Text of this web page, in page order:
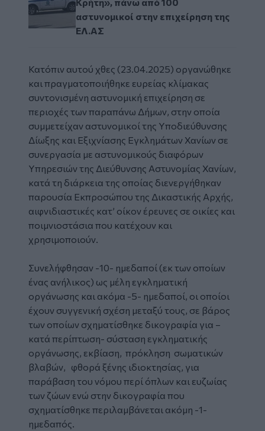
αστυνομικοί στην επιχείρηση της
ΕΛ.ΑΣ
Κατόπιν αυτού χθες (23.04.2025) οργανώθηκε
και πραγματοποιήθηκε ευρείας κλίμακας
συντονισμένη αστυνομική επιχείρηση σε
περιοχές των παραπάνω Δήμων, στην οποία
συμμετείχαν αστυνομικοί της Υποδιεύθυνσης
Δίωξης και Εξιχνίασης Εγκλημάτων Χανίων σε
συνεργασία με αστυνομικούς διαφόρων
Υπηρεσιών της Διεύθυνσης Αστυνομίας Χανίων,
κατά τη διάρκεια της οποίας διενεργήθηκαν
παρουσία Εκπροσώπου της Δικαστικής Αρχής,
αιφνιδιαστικές κατ’ οίκον έρευνες σε οικίες και
ποιμνιοστάσια που κατέχουν και
χρησιμοποιούν.
Συνελήφθησαν -10- ημεδαποί (εκ των οποίων
ένας ανήλικος) ως μέλη εγκληματική
οργάνωσης και ακόμα -5- ημεδαποί, οι οποίοι
έχουν συγγενική σχέση μεταξύ τους, σε βάρος
των οποίων σχηματίσθηκε δικογραφία για –
κατά περίπτωση- σύσταση εγκληματικής
οργάνωσης, εκβίαση, πρόκληση σωματικών
βλαβών, φθορά ξένης ιδιοκτησίας, για
παράβαση του νόμου περί όπλων και ευζωίας
των ζώων ενώ στην δικογραφία που
σχηματίσθηκε περιλαμβάνεται ακόμη -1-
ημεδαπός.